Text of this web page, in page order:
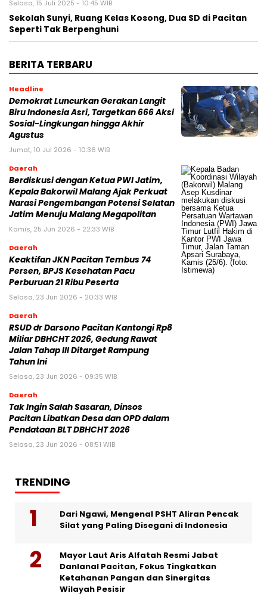
Selasa, 15 Juli 2025 - 10:45 WIB
Sekolah Sunyi, Ruang Kelas Kosong, Dua SD di Pacitan
Seperti Tak Berpenghuni
BERITA TERBARU
Headline
Demokrat Luncurkan Gerakan Langit
Biru Indonesia Asri, Targetkan 666 Aksi
Sosial-Lingkungan hingga Akhir
Agustus
Jumat, 10 Jul 2026 - 10:36 WIB
Daerah
Berdiskusi dengan Ketua PWI Jatim,
Kepala Bakorwil Malang Ajak Perkuat
Narasi Pengembangan Potensi Selatan
Jatim Menuju Malang Megapolitan
Kamis, 25 Jun 2026 - 22:33 WIB
Daerah
Keaktifan JKN Pacitan Tembus 74
Persen, BPJS Kesehatan Pacu
Perburuan 21 Ribu Peserta
Selasa, 23 Jun 2026 - 20:33 WIB
Daerah
RSUD dr Darsono Pacitan Kantongi Rp8
Miliar DBHCHT 2026, Gedung Rawat
Jalan Tahap III Ditarget Rampung
Tahun Ini
Selasa, 23 Jun 2026 - 09:35 WIB
Daerah
Tak Ingin Salah Sasaran, Dinsos
Pacitan Libatkan Desa dan OPD dalam
Pendataan BLT DBHCHT 2026
Selasa, 23 Jun 2026 - 08:51 WIB
TRENDING
Dari Ngawi, Mengenal PSHT Aliran Pencak
Silat yang Paling Disegani di Indonesia
Mayor Laut Aris Alfatah Resmi Jabat
Danlanal Pacitan, Fokus Tingkatkan
Ketahanan Pangan dan Sinergitas
Wilayah Pesisir